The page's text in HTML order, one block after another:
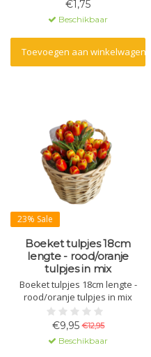
€1,75
Beschikbaar
Toevoegen aan winkelwagen
23% Sale
Boeket tulpjes 18cm
lengte - rood/oranje
tulpjes in mix
Boeket tulpjes 18cm lengte -
rood/oranje tulpjes in mix
€9,95 €12,95
Beschikbaar